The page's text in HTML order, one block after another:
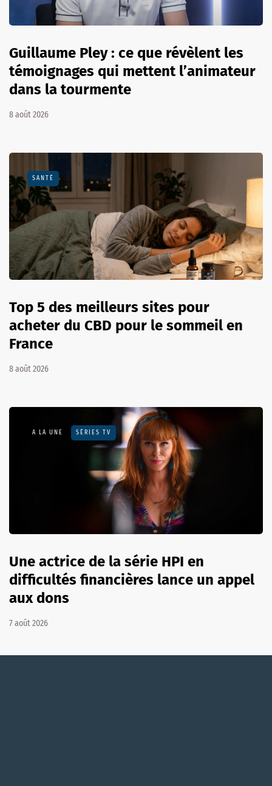
Guillaume Pley : ce que révèlent les
témoignages qui mettent l’animateur
dans la tourmente
8 août 2026
SANTÉ
Top 5 des meilleurs sites pour
acheter du CBD pour le sommeil en
France
8 août 2026
A LA UNE SÉRIES TV
Une actrice de la série HPI en
difficultés financières lance un appel
aux dons
7 août 2026